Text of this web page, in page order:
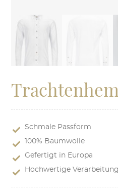
Schmale Passform
100% Baumwolle
Gefertigt in Europa
Hochwertige Verarbeitung